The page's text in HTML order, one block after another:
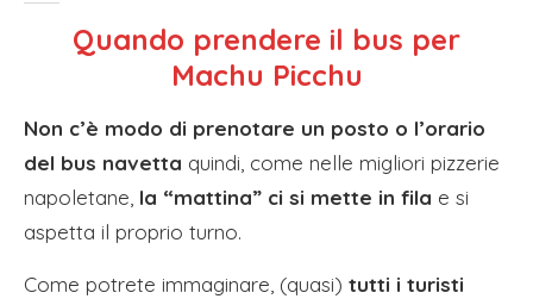
Quando prendere il bus per
Machu Picchu
Non c’è modo di prenotare un posto o l’orario
del bus navetta quindi, come nelle migliori pizzerie
napoletane, la “mattina” ci si mette in fila e si
aspetta il proprio turno.
Come potrete immaginare, (quasi) tutti i turisti